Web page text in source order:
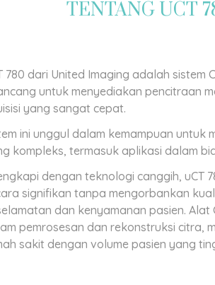
TENTANG UCT
780 dari United Imaging adalah
untuk menyediakan pencitraan
yang sangat cepat.
ini unggul dalam kemampuan
kompleks, termasuk aplikasi dalam
dengan teknologi canggih, uCT
signifikan tanpa mengorbankan
dan kenyamanan pasien.
pemrosesan dan rekonstruksi citra,
sakit dengan volume pasien yang